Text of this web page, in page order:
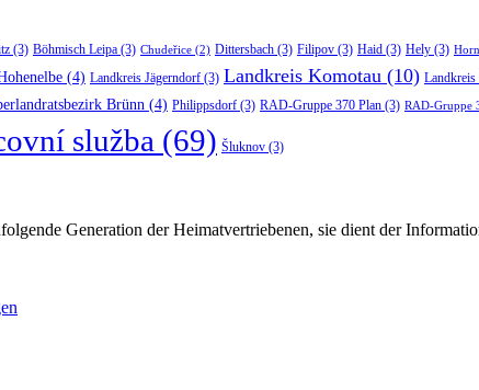
(3) Böhmisch Leipa (3) Chudeřice (2) Dittersbach (3) Filipov (3) Haid (3) Hely (3)
(4) Landkreis Jägerndorf (3) Landkreis Komotau (10) Landkreis
Brünn (4) Philippsdorf (3) RAD-Gruppe 370 Plan (3) RAD-Gruppe
služba (69) Šluknov (3)
Generation der Heimatvertriebenen, sie dient der